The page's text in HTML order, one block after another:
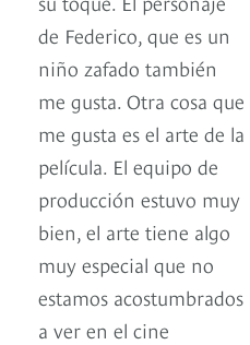
de Federico, que es un
niño zafado también
me gusta. Otra cosa que
me gusta es el arte de la
película. El equipo de
producción estuvo muy
bien, el arte tiene algo
muy especial que no
estamos acostumbrados
a ver en el cine